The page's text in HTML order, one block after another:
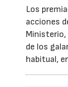
Los
acciones
Ministerio,
de los
habitual,